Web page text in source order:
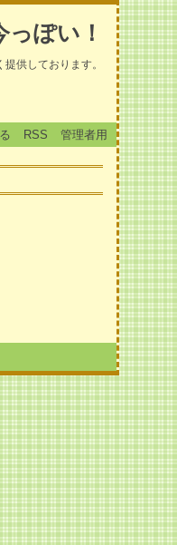
ぽい！
供しております。
RSS 管理者用